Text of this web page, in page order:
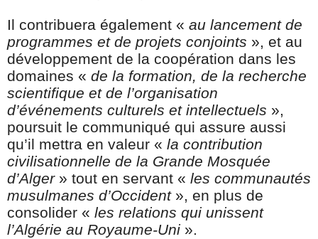
Il contribuera également « au lancement de
programmes et de projets conjoints », et au
développement de la coopération dans les
domaines « de la formation, de la recherche
scientifique et de l’organisation
d’événements culturels et intellectuels »,
poursuit le communiqué qui assure aussi
qu’il mettra en valeur « la contribution
civilisationnelle de la Grande Mosquée
d’Alger» tout en servant « les communautés
musulmanes d’Occident», en plus de
consolider « les relations qui unissent
l’Algérie au Royaume-Uni ».